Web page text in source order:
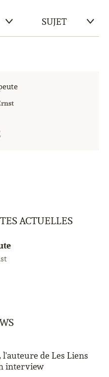
ACTUELLES
l'auteure de Les Liens
interview